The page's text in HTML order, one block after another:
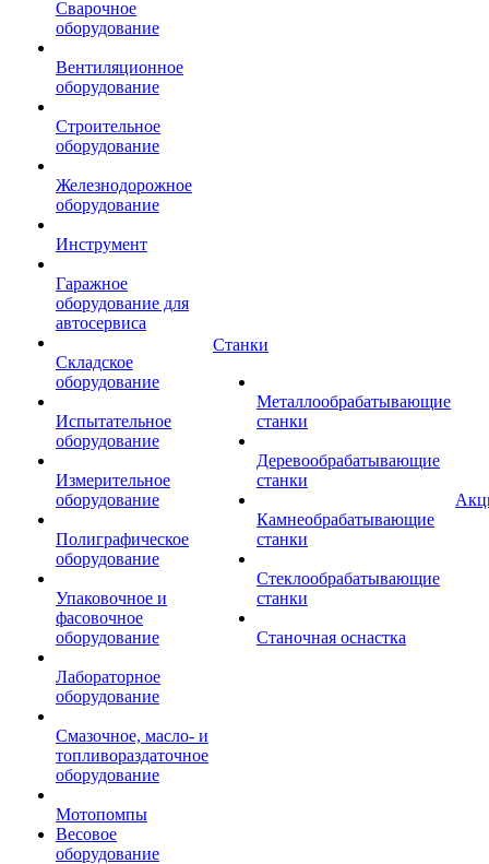
Сварочное
оборудование
Вентиляционное
оборудование
Строительное
оборудование
Железнодорожное
оборудование
Инструмент
Гаражное
оборудование для
автосервиса
Складское
оборудование
Испытательное
оборудование
Измерительное
оборудование
Полиграфическое
оборудование
Упаковочное и
фасовочное
оборудование
Лабораторное
оборудование
Смазочное, масло- и
топливораздаточное
оборудование
Мотопомпы
Весовое
оборудование
Станки
Металлообрабатывающие
станки
Деревообрабатывающие
станки
Камнеобрабатывающие
станки
Стеклообрабатывающие
станки
Станочная оснастка